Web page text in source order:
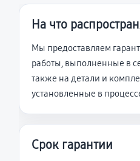
На что
Мы предоставляем
работы, выполненные в
также на детали и
установленные в
Срок гарантии